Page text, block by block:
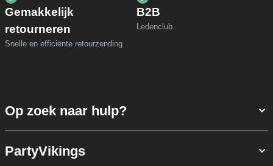
Gemakkelijk
retourneren
Snelle en efficiënte retourzending
B2B
Ledenclub
Op zoek naar hulp?
PartyVikings